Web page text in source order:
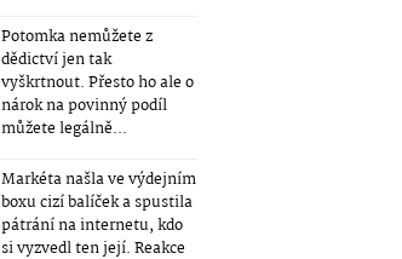
Potomka nemůžete z
dědictví jen tak
vyškrtnout. Přesto ho ale o
nárok na povinný podíl
můžete legálně...
Markéta našla ve výdejním
boxu cizí balíček a spustila
pátrání na internetu, kdo
si vyzvedl ten její. Reakce